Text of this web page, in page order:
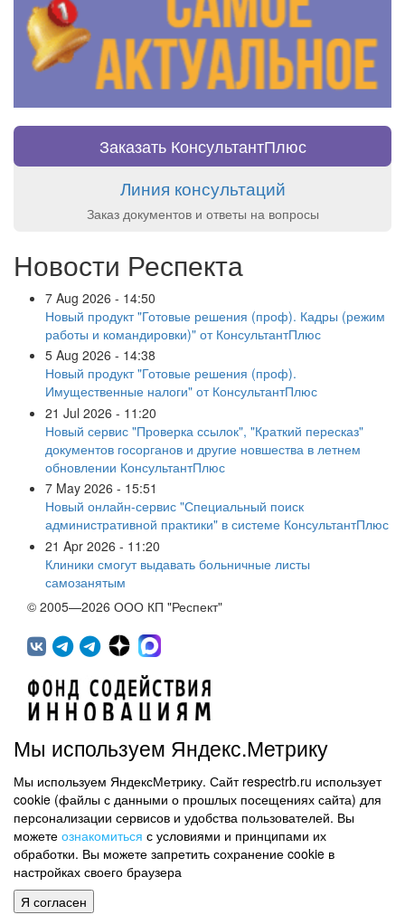
Заказать КонсультантПлюс
Линия консультаций
Заказ документов и ответы на вопросы
Новости Респекта
7 Aug 2026 - 14:50
Новый продукт "Готовые решения (проф). Кадры (режим
работы и командировки)" от КонсультантПлюс
5 Aug 2026 - 14:38
Новый продукт "Готовые решения (проф).
Имущественные налоги" от КонсультантПлюс
21 Jul 2026 - 11:20
Новый сервис "Проверка ссылок", "Краткий пересказ"
документов госорганов и другие новшества в летнем
обновлении КонсультантПлюс
7 May 2026 - 15:51
Новый онлайн-сервис "Специальный поиск
административной практики" в системе КонсультантПлюс
21 Apr 2026 - 11:20
Клиники смогут выдавать больничные листы
самозанятым
© 2005—2026 ООО КП "Респект"
450071, г.Уфа, ул. 50 лет СССР, д.48 корп.1, офис 307
(347) 291 20 70
Контактная информация
Карта сайта
Политика обработки персональных данных
Информация на сайте не является публичной офертой
Мы используем Яндекс.Метрику
Мы используем ЯндексМетрику. Сайт respectrb.ru использует
cookie (файлы с данными о прошлых посещениях сайта) для
персонализации сервисов и удобства пользователей. Вы
можете ознакомиться с условиями и принципами их
обработки. Вы можете запретить сохранение cookie в
настройках своего браузера
Я согласен